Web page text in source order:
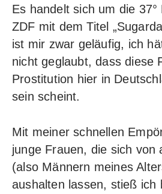
Es handelt sich um die
ZDF mit dem Titel
ist mir zwar geläufig, ich
nicht geglaubt, dass diese
Prostitution hier in
sein scheint.
Mit meiner schnellen
junge Frauen, die sich von
(also Männern meines
aushalten lassen, stieß ich